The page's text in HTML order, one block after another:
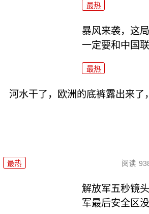
最热
暴风来袭，这
一定要和中国
最热
河水干了，欧洲的底裤露出来了
最热 阅读
解放军五秒镜
军最后安全区